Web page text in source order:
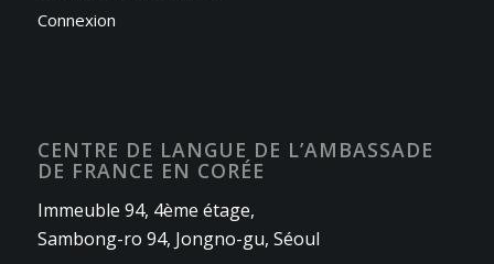
Connexion
CENTRE DE LANGUE DE L’AMBASSADE
DE FRANCE EN CORÉE
Immeuble 94, 4ème étage,
Sambong-ro 94, Jongno-gu, Séoul